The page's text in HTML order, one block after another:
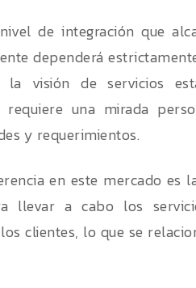
de integración que
dependerá
visión de servicios
una mirada
y requerimientos.
en este mercado es
llevar a cabo los
clientes, lo que se